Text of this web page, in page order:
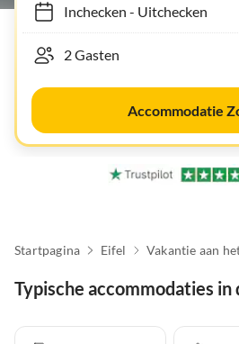
Inchecken- Uitchecken
Accommodatie
Startpagina Eifel Vakantie aan
Typische accommodaties in